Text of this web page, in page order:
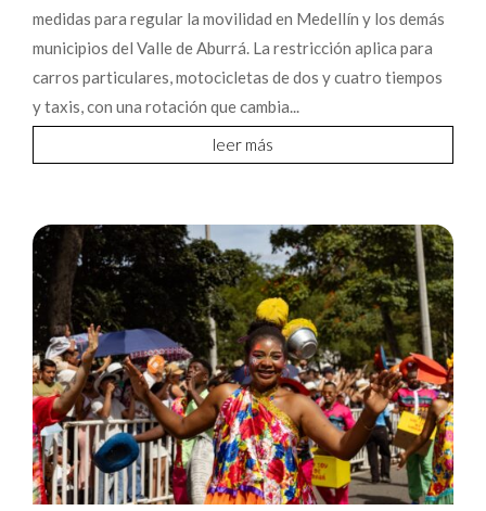
medidas para regular la movilidad en Medellín y los demás
municipios del Valle de Aburrá. La restricción aplica para
carros particulares, motocicletas de dos y cuatro tiempos
y taxis, con una rotación que cambia...
leer más